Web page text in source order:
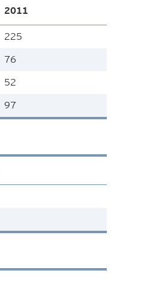
2011
225
76
52
97